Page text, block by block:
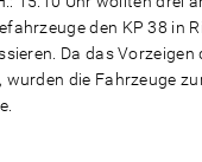
den KP 38 in
Da das Vorzeigen
die Fahrzeuge